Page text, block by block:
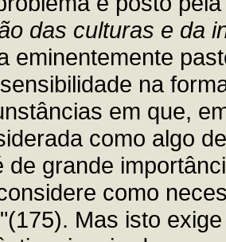
das culturas e da
eminentemente
na
em que,
como algo
de grande
como
Mas isto